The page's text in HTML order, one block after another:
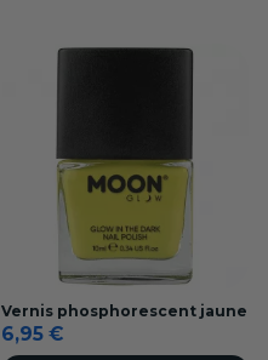
Vernis phosphorescent jaune
6,95 €